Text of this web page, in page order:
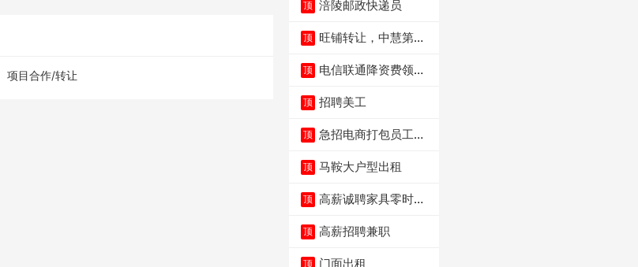
项目合作/转让
顶 涪陵邮政快递员
顶 旺铺转让，中慧第一
顶 电信联通降资费领价
顶 招聘美工
顶 急招电商打包员工作
顶 马鞍大户型出租
顶 高薪诚聘家具零时促
顶 高薪招聘兼职
顶 门面出租